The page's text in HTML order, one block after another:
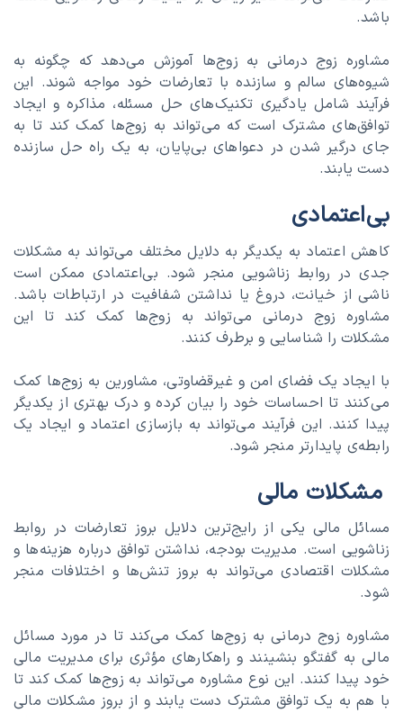
باشد.
مشاوره زوج درمانی به زوج‌ها آموزش می‌دهد که چگونه به
شیوه‌های سالم و سازنده با تعارضات خود مواجه شوند. این
فرآیند شامل یادگیری تکنیک‌های حل مسئله، مذاکره و ایجاد
توافق‌های مشترک است که می‌تواند به زوج‌ها کمک کند تا به
جای درگیر شدن در دعواهای بی‌پایان، به یک راه حل سازنده
دست یابند.
بی‌اعتمادی
کاهش اعتماد به یکدیگر به دلایل مختلف می‌تواند به مشکلات
جدی در روابط زناشویی منجر شود. بی‌اعتمادی ممکن است
ناشی از خیانت، دروغ یا نداشتن شفافیت در ارتباطات باشد.
مشاوره زوج درمانی می‌تواند به زوج‌ها کمک کند تا این
مشکلات را شناسایی و برطرف کنند.
با ایجاد یک فضای امن و غیرقضاوتی، مشاورین به زوج‌ها کمک
می‌کنند تا احساسات خود را بیان کرده و درک بهتری از یکدیگر
پیدا کنند. این فرآیند می‌تواند به بازسازی اعتماد و ایجاد یک
رابطه‌ی پایدارتر منجر شود.
مشکلات مالی
مسائل مالی یکی از رایج‌ترین دلایل بروز تعارضات در روابط
زناشویی است. مدیریت بودجه، نداشتن توافق درباره هزینه‌ها و
مشکلات اقتصادی می‌تواند به بروز تنش‌ها و اختلافات منجر
شود.
مشاوره زوج درمانی به زوج‌ها کمک می‌کند تا در مورد مسائل
مالی به گفتگو بنشینند و راهکارهای مؤثری برای مدیریت مالی
خود پیدا کنند. این نوع مشاوره می‌تواند به زوج‌ها کمک کند تا
با هم به یک توافق مشترک دست یابند و از بروز مشکلات مالی